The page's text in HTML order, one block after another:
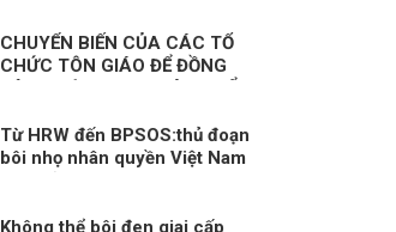
CHUYỂN BIẾN CỦA CÁC TỔ
CHỨC TÔN GIÁO ĐỂ ĐỒNG
Từ HRW đến BPSOS:thủ đoạn
bôi nhọ nhân quyền Việt Nam
Không thể bôi đen giai cấp